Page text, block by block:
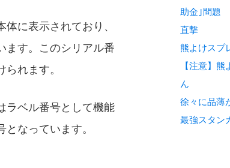
に表示されており、
ます。このシリアル番
れます。
ラベル番号として機能
なっています。
助金｣問題
直撃
熊よけスプ
【注意】
ん
徐々に品薄
最強スタン